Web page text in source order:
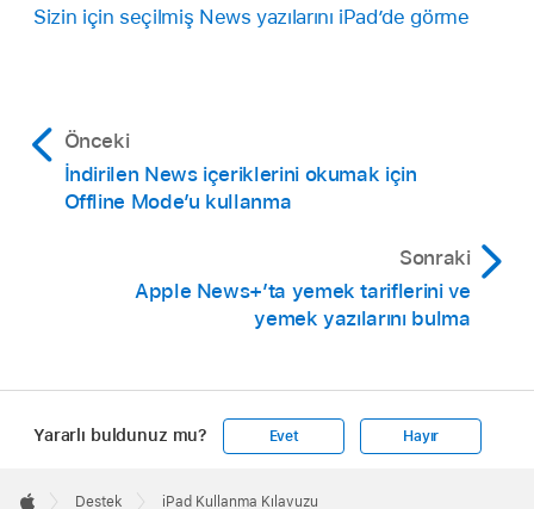
Sizin için seçilmiş News yazılarını iPad’de görme
Önceki
İndirilen News içeriklerini okumak için
Offline Mode’u kullanma
Sonraki
Apple News+’ta yemek tariflerini ve
yemek yazılarını bulma
Yararlı buldunuz mu? Evet Hayır
Footer
 Destek iPad Kullanma Kılavuzu